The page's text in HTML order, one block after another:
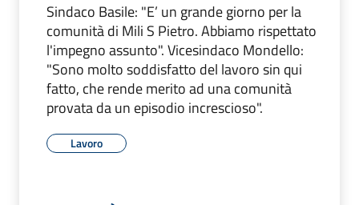
Sindaco Basile: "E’ un grande giorno per la
comunità di Mili S Pietro. Abbiamo rispettato
l'impegno assunto". Vicesindaco Mondello:
"Sono molto soddisfatto del lavoro sin qui
fatto, che rende merito ad una comunità
provata da un episodio increscioso".
Lavoro